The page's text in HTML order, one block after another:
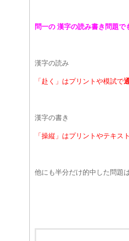
問一の 漢字の読み書き問題で
漢字の読み
「赴く」はプリントや模試で
漢字の書き
「操縦」はプリントやテキス
他にも半分だけ的中した問題